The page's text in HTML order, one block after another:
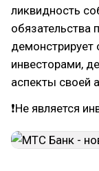
ликвидность
обязательства
демонстрирует
инвесторами,
аспекты своей
❗Не является